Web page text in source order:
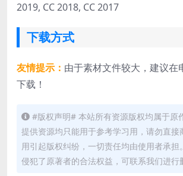
2019, CC 2018, CC 2017
下载方式
友情提示： 由于素材文件较大，建议在
下载！
#版权声明# 本站所有资源版权均属于原
提供资源均只能用于参考学习用，请勿直接
用引起版权纠纷，一切责任均由使用者承担
侵犯了原著者的合法权益，可联系我们进行